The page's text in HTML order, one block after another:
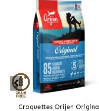
Croquettes Orijen Original